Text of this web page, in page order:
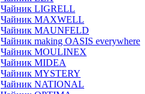
Чайник LIGRELL
Чайник MAXWELL
Чайник MAUNFELD
Чайник making OASIS everywhere
Чайник MOULINEX
Чайник MIDEA
Чайник MYSTERY
Чайник NATIONAL